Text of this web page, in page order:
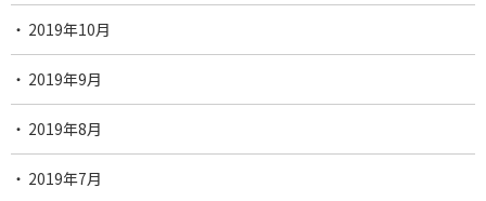
2019年10月
2019年9月
2019年8月
2019年7月